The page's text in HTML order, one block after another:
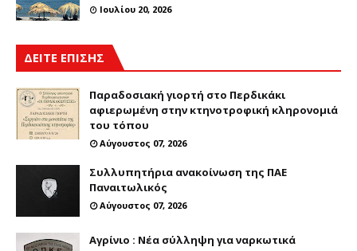
Ιουλίου 20, 2026
ΔΕΙΤΕ ΕΠΙΣΗΣ
Παραδοσιακή γιορτή στο Περδικάκι
αφιερωμένη στην κτηνοτροφική κληρονομιά
του τόπου
Αύγουστος 07, 2026
Συλλυπητήρια ανακοίνωση της ΠΑΕ
Παναιτωλικός
Αύγουστος 07, 2026
Αγρίνιο : Νέα σύλληψη για ναρκωτικά